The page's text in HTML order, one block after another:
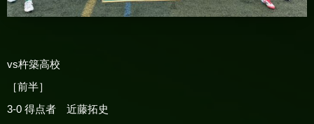
vs杵築高校
［前半］
3-0 得点者 近藤拓史